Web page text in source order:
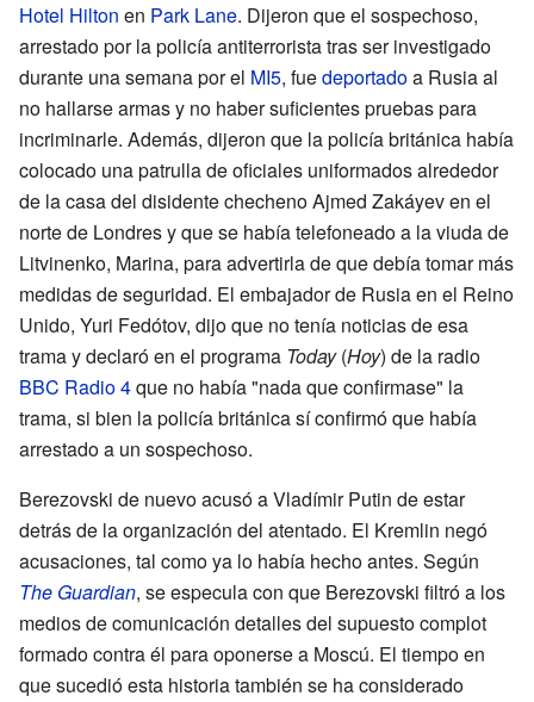
Hotel Hilton en Park Lane. Dijeron que el sospechoso,
arrestado por la policía antiterrorista tras ser investigado
durante una semana por el MI5, fuedeportadoa Rusia al
no hallarse armas y no haber suficientes pruebas para
incriminarle. Además, dijeron que la policía británica había
colocado una patrulla de oficiales uniformados alrededor
de la casa del disidente checheno Ajmed Zakáyev en el
norte de Londres y que se había telefoneado a la viuda de
Litvinenko, Marina, para advertirla de que debía tomar más
medidas de seguridad. El embajador de Rusia en el Reino
Unido, Yuri Fedótov, dijo que no tenía noticias de esa
trama y declaró en el programa Today(Hoy) de la radio
BBC Radio 4que no había "nada que confirmase" la
trama, si bien la policía británica sí confirmó que había
arrestado a un sospechoso.
Berezovski de nuevo acusó a Vladímir Putin de estar
detrás de la organización del atentado. El Kremlin negó
acusaciones, tal como ya lo había hecho antes. Según
The Guardian, se especula con que Berezovski filtró a los
medios de comunicación detalles del supuesto complot
formado contra él para oponerse a Moscú. El tiempo en
que sucedió esta historia también se ha considerado